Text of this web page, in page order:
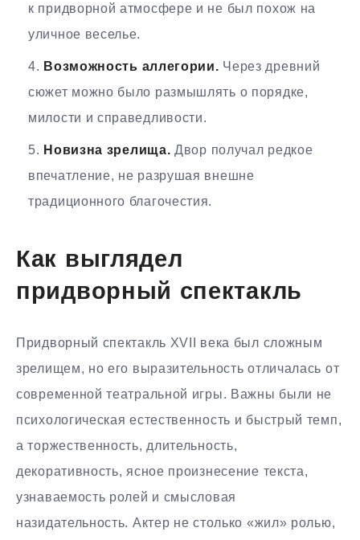
к придворной атмосфере и не был похож на
уличное веселье.
Возможность аллегории. Через древний
сюжет можно было размышлять о порядке,
милости и справедливости.
Новизна зрелища. Двор получал редкое
впечатление, не разрушая внешне
традиционного благочестия.
Как выглядел
придворный спектакль
Придворный спектакль XVII века был сложным
зрелищем, но его выразительность отличалась от
современной театральной игры. Важны были не
психологическая естественность и быстрый темп,
а торжественность, длительность,
декоративность, ясное произнесение текста,
узнаваемость ролей и смысловая
назидательность. Актер не столько «жил» ролью,